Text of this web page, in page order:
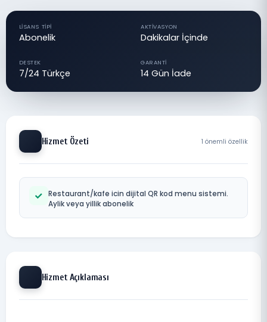
LISANS TIPI
Abonelik
AKTIVASYON
Dakikalar İçinde
DESTEK
7/24 Türkçe
GARANTI
14 Gün İade
Hizmet Özeti 1 önemli özellik
Restaurant/kafe icin dijital QR kod menu sistemi.
Aylik veya yillik abonelik
Hizmet Açıklaması